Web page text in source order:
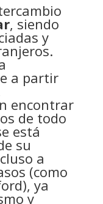
, siendo
y
a partir
encontrar
de todo
está
su
a
(como
ya
y